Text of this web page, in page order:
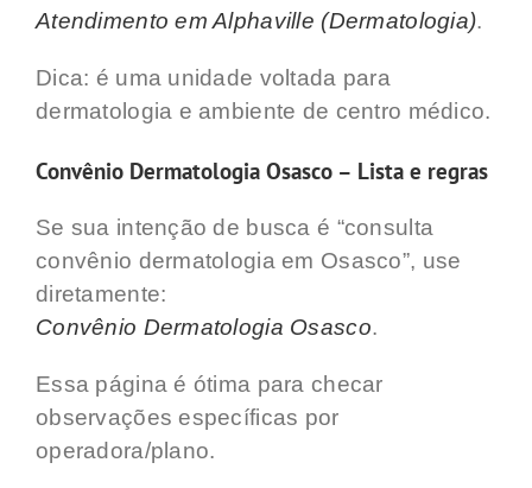
Atendimento em Alphaville (Dermatologia).
Dica: é uma unidade voltada para
dermatologia e ambiente de centro médico.
Convênio Dermatologia Osasco – Lista e regras
Se sua intenção de busca é “consulta
convênio dermatologia em Osasco”, use
diretamente:
Convênio Dermatologia Osasco.
Essa página é ótima para checar
observações específicas por
operadora/plano.